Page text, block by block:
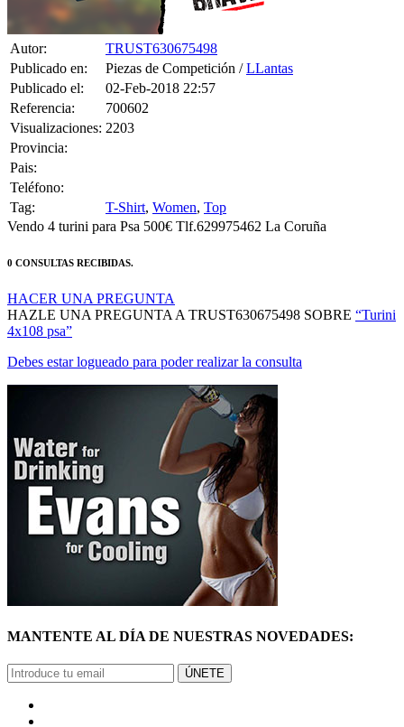
0 CONSULTAS RECIBIDAS.
HACER UNA PREGUNTA
HAZLE UNA PREGUNTA A TRUST630675498 SOBRE
4x108 psa”
Debes estar logueado para poder realizar la consulta
MANTENTE AL DÍA DE NUESTRAS NOVEDADES:
ÚNETE
© Mercadoracing 2026 Todos los derechos reservados
Términos y condiciones de uso, normas y política de privacidad.